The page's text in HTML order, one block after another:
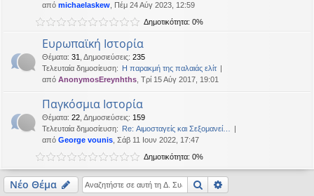
από michaelaskew , Πέμ 24 Αύγ 2023, 12:59
Δημοτικότητα: 0%
Ευρωπαϊκή Ιστορία
Θέματα: 31 Δημοσιεύσεις: 235
Τελευταία δημοσίευση:
Η παρακμή της παλαιάς ελίτ
από AnonymosEreynhths , Τρί 15 Αύγ 2017, 19:01
Παγκόσμια Ιστορία
Θέματα: 22 Δημοσιεύσεις: 159
Τελευταία δημοσίευση:
Re: Αιμοσταγείς και Σεξομανεί…
από George vounis , Σάβ 11 Ιουν 2022, 17:47
Δημοτικότητα: 0%
Νέο Θέμα Αναζήτηση